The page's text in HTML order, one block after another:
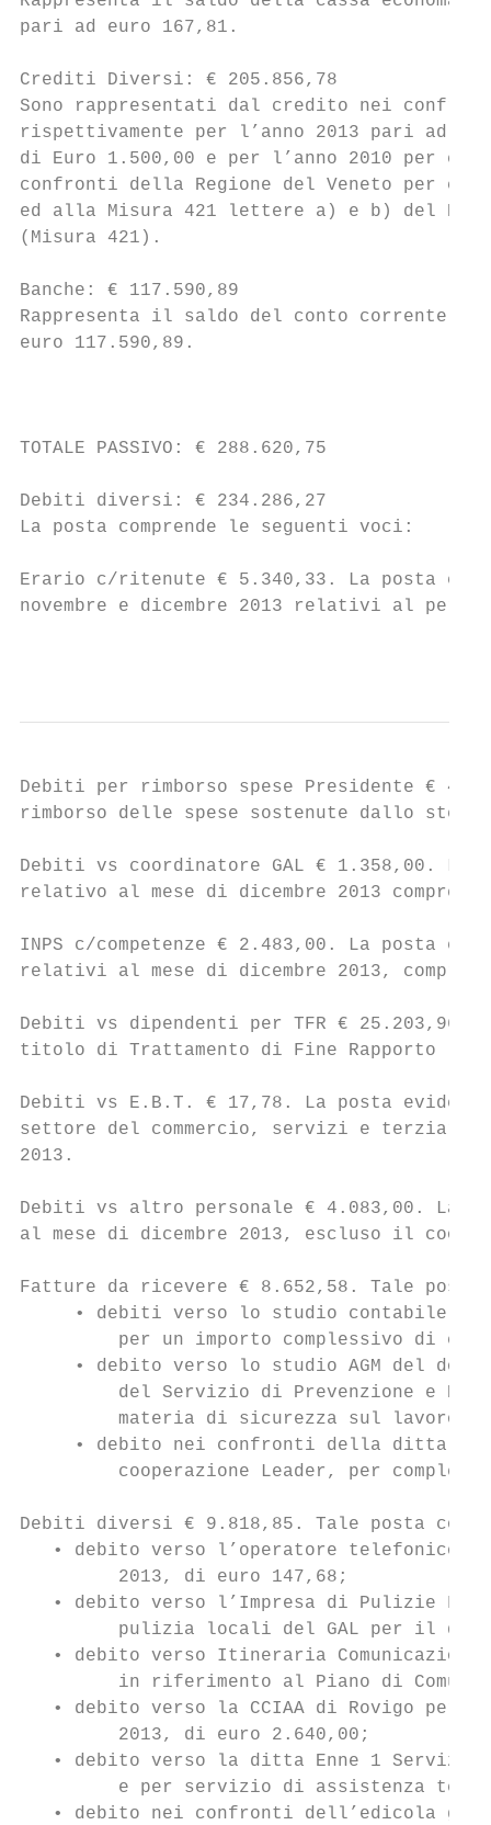
pari ad euro 167,81.
Crediti Diversi: € 205.856,78
Sono rappresentati dal credito nei
rispettivamente per l’anno 2013 pari ad
di Euro 1.500,00 e per l’anno 2010 per
confronti della Regione del Veneto per
ed alla Misura 421 lettere a) e b) del PSL
(Misura 421).
Banche: € 117.590,89
Rappresenta il saldo del conto corrente
euro 117.590,89.
TOTALE PASSIVO: € 288.620,75
Debiti diversi: € 234.286,27
La posta comprende le seguenti voci:
Erario c/ritenute € 5.340,33. La posta è
novembre e dicembre 2013 relativi al
Debiti per rimborso spese Presidente €
rimborso delle spese sostenute dallo
Debiti vs coordinatore GAL € 1.358,00. La
relativo al mese di dicembre 2013
INPS c/competenze € 2.483,00. La posta
relativi al mese di dicembre 2013,
Debiti vs dipendenti per TFR € 25.203,96.
titolo di Trattamento di Fine Rapporto
Debiti vs E.B.T. € 17,78. La posta
settore del commercio, servizi e
2013.
Debiti vs altro personale € 4.083,00. La
al mese di dicembre 2013, escluso il
Fatture da ricevere € 8.652,58. Tale
• debiti verso lo studio contabile
per un importo complessivo di
• debito verso lo studio AGM del
del Servizio di Prevenzione e
materia di sicurezza sul lavoro,
• debito nei confronti della ditta
cooperazione Leader, per
Debiti diversi € 9.818,85. Tale posta
• debito verso l’operatore telefonico
         2013, di euro 147,68;
• debito verso l’Impresa di Pulizie
pulizia locali del GAL per il
• debito verso Itineraria
in riferimento al Piano di
• debito verso la CCIAA di Rovigo per
         2013, di euro 2.640,00;
• debito verso la ditta Enne 1 Servizi
e per servizio di assistenza
• debito nei confronti dell’edicola